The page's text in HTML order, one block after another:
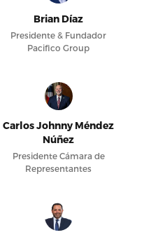
Brian Díaz
Presidente & Fundador
Pacifico Group
Carlos Johnny Méndez
Núñez
Presidente Cámara de
Representantes